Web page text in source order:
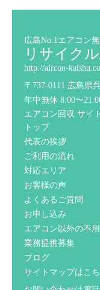
広島No.1エアコン
リサイク
http://aircon-
〒737-0111 広島県
年中無休 8:00〜
エアコン回収 サイ
トップ
代表の挨拶
ご利用の流れ
対応エリア
お客様の声
よくあるご質問
お申し込み
エアコン以外の不
業務提携募集
ブログ
サイトマップはこ